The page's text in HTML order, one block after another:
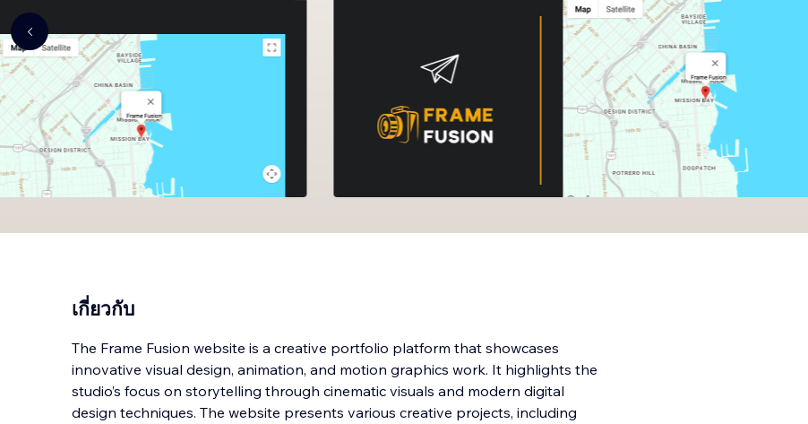
เกี่ยวกับ
The Frame Fusion website is a creative portfolio platform that showcases
innovative visual design, animation, and motion graphics work. It highlights the
studio’s focus on storytelling through cinematic visuals and modern digital
design techniques. The website presents various creative projects, including